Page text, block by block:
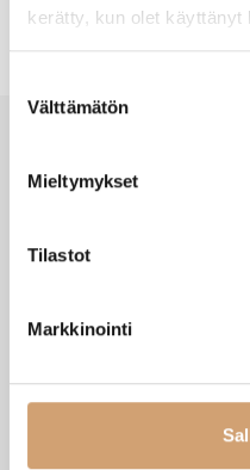
kerätty, kun olet käyttänyt
valinta
Välttämätön
Mieltymykset
Tilastot
Markkinointi